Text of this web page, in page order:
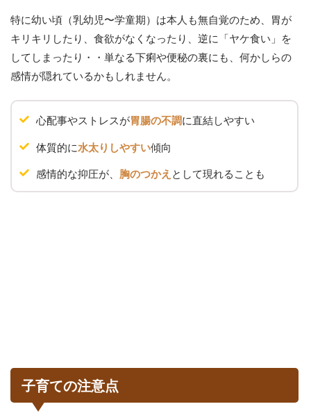
特に幼い頃（乳幼児〜学童期）は本人も無自覚のため、胃が
キリキリしたり、食欲がなくなったり、逆に「ヤケ食い」を
してしまったり・・単なる下痢や便秘の裏にも、何かしらの
感情が隠れているかもしれません。
心配事やストレスが胃腸の不調に直結しやすい
体質的に水太りしやすい傾向
感情的な抑圧が、 胸のつかえ として現れることも
子育ての注意点